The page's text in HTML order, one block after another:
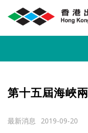
第十五屆海峽
最新消息 2019-09-20